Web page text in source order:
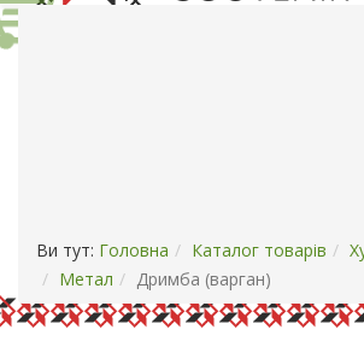
Ви тут: Головна Каталог товарів
Метал
Дримба (варган)